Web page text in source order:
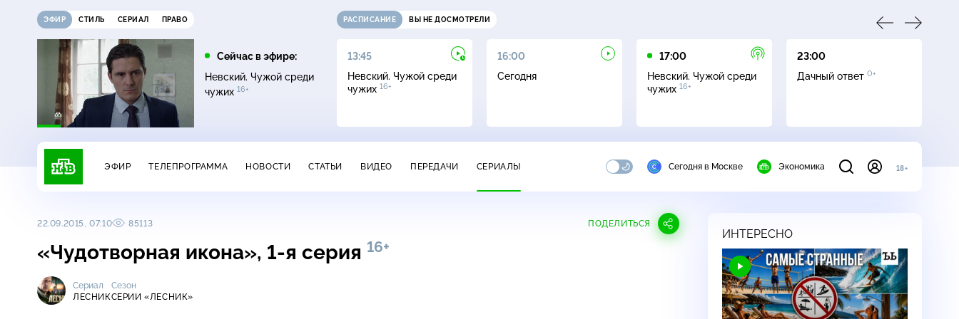
ЭФИР СТИЛЬ СЕРИАЛ ПРАВО
Сейчас в эфире:
Невский. Чужой среди
чужих 16+
РАСПИСАНИЕ ВЫ НЕ ДОСМОТРЕЛИ
12:00
Жди меня 16+
13:00
Сегодня
13:45
Невский. Чужой среди
чужих 16+
16:00
Сегодня
17:00
Невский. Чужой среди
чужих 16+
23:00
Дачный ответ 0+
ЭФИР ТЕЛЕПРОГРАММА НОВОСТИ СТАТЬИ ВИДЕО ПЕРЕДАЧИ СЕРИАЛЫ Сегодня в Москве Экономика 18+
22.09.2015, 07:10 85113 ПОДЕЛИТЬСЯ
«Чудотворная икона», 1-я серия 16+
Сериал
ЛЕСНИК
Сезон
СЕРИИ «ЛЕСНИК»
ИНТЕРЕСНО